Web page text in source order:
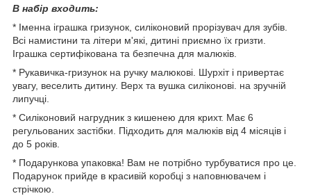
В набір входить:
* Іменна іграшка гризунок, силіконовий прорізувач для зубів.
Всі намистини та літери м'які, дитині приємно їх гризти.
Іграшка сертифікована та безпечна для малюків.
* Рукавичка-гризунок на ручку малюкові. Шурхіт і привертає
увагу, веселить дитину. Верх та вушка силіконові. на зручній
липучці.
* Силіконовий нагрудник з кишенею для крихт. Має 6
регульованих застібки. Підходить для малюків від 4 місяців і
до 5 років.
* Подарункова упаковка! Вам не потрібно турбуватися про це.
Подарунок прийде в красивій коробці з наповнювачем і
стрічкою.